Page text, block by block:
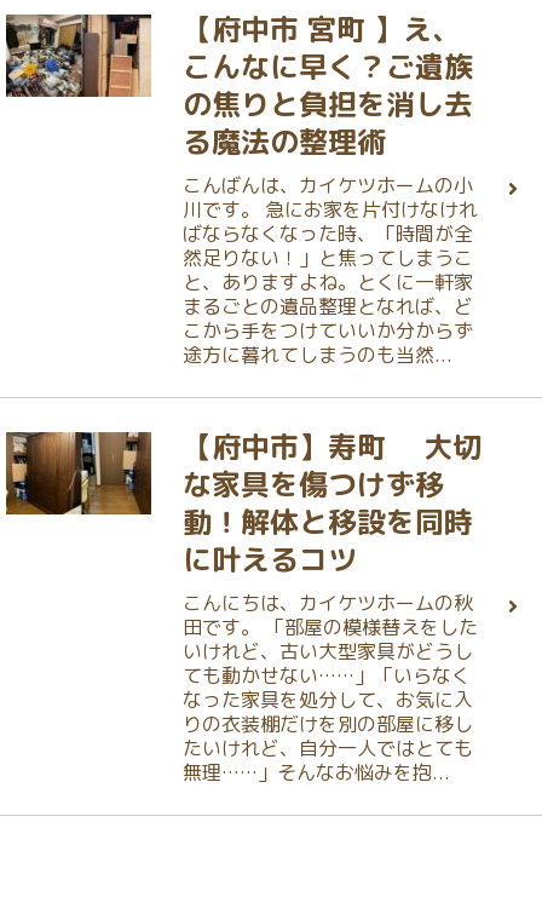
【府中市 宮町 】え、
こんなに早く？ご遺族
の焦りと負担を消し去
る魔法の整理術
こんばんは、カイケツホームの小
川です。 急にお家を片付けなけれ
ばならなくなった時、「時間が全
然足りない！」と焦ってしまうこ
と、ありますよね。とくに一軒家
まるごとの遺品整理となれば、ど
こから手をつけていいか分からず
途方に暮れてしまうのも当然...
【府中市】寿町 大切
な家具を傷つけず移
動！解体と移設を同時
に叶えるコツ
こんにちは、カイケツホームの秋
田です。 「部屋の模様替えをした
いけれど、古い大型家具がどうし
ても動かせない……」「いらなく
なった家具を処分して、お気に入
りの衣装棚だけを別の部屋に移し
たいけれど、自分一人ではとても
無理……」そんなお悩みを抱...